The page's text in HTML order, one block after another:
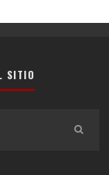
SITIO